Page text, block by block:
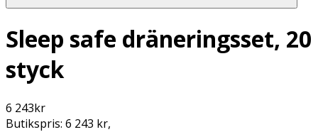
Sleep safe dräneringsset, 20
styck
6 243kr
Butikspris: 6 243 kr,